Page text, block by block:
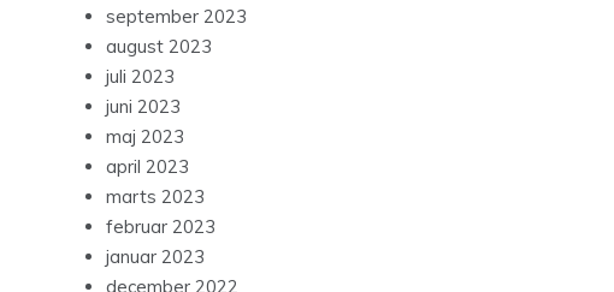
september 2023
august 2023
juli 2023
juni 2023
maj 2023
april 2023
marts 2023
februar 2023
januar 2023
december 2022